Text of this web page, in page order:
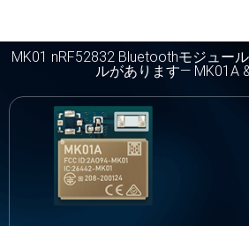
MK01 nRF52832 Bluetoothモジュー
ルがあります— MK01A